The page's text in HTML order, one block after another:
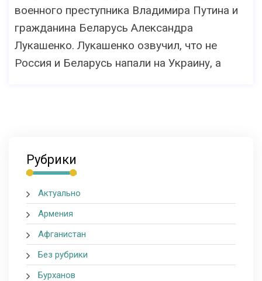
военного преступника Владимира Путина и
гражданина Беларусь Александрa
Лукашенко. Лукашенко oзвучил, что не
Россия и Беларусь напали на Украину, а
Рубрики
Актуально
Армения
Афганистан
Без рубрики
Бурханов